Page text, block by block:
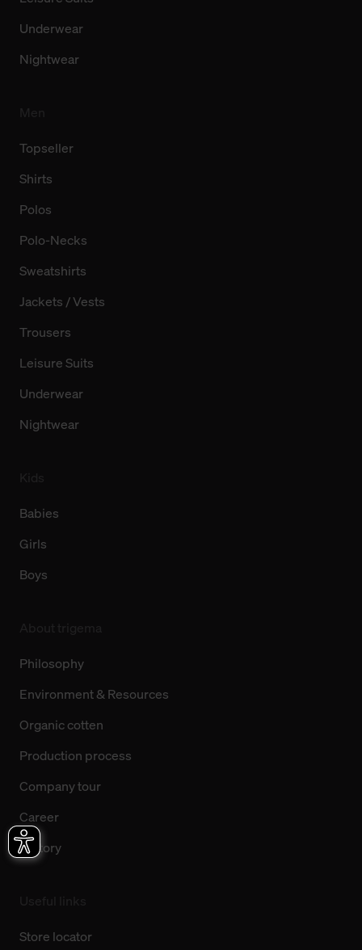
Underwear
Nightwear
Topseller
Shirts
Polos
Polo-Necks
Sweatshirts
Jackets / Vests
Trousers
Leisure Suits
Underwear
Nightwear
Babies
Girls
Boys
Philosophy
Environment & Resources
Organic cotten
Production process
Company tour
Career
History
Store locator